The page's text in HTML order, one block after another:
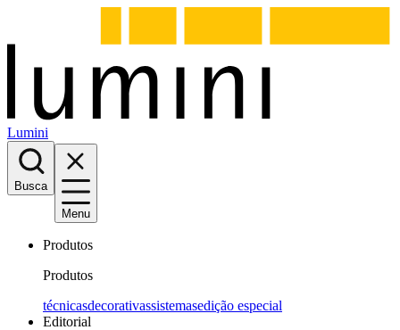
Lumini
Busca
Menu
Produtos
Produtos
técnicasdecorativassistemasedição especial
Editorial